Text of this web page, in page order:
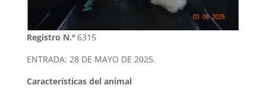
Registro N.º6315
ENTRADA: 28 DE MAYO DE 2025.
Características del animal